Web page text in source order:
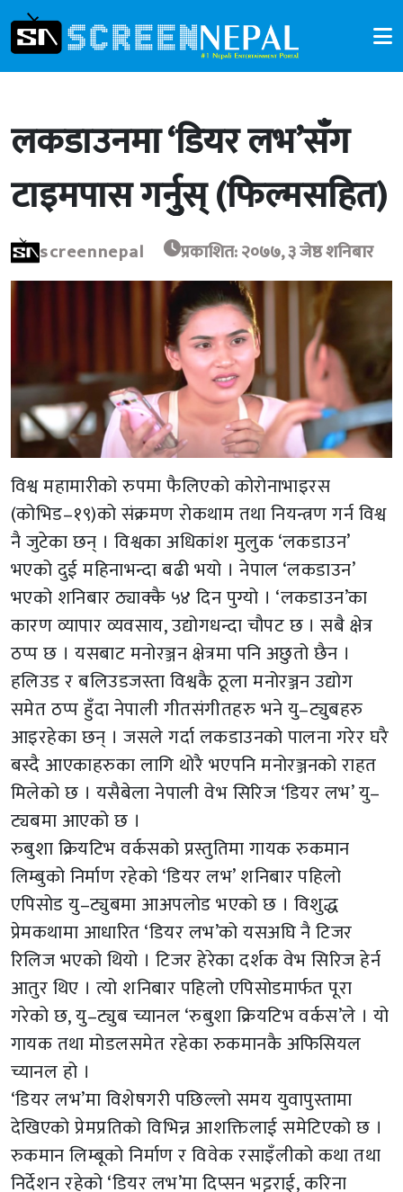
लकडाउनमा ‘डियर लभ’सँग
टाइमपास गर्नुुुस् (फिल्मसहित)
screennepal प्रकाशित: २०७७, ३ जेष्ठ शनिबार
विश्व महामारीको रुपमा फैलिएको कोरोनाभाइरस
(कोभिड–१९)को संक्रमण रोकथाम तथा नियन्त्रण गर्न विश्व
नै जुटेका छन् । विश्वका अधिकांश मुलुक ‘लकडाउन’
भएको दुई महिनाभन्दा बढी भयो । नेपाल ‘लकडाउन’
भएको शनिबार ठ्याक्कै ५४ दिन पुग्यो । ‘लकडाउन’का
कारण व्यापार व्यवसाय, उद्योगधन्दा चौपट छ । सबै क्षेत्र
ठप्प छ । यसबाट मनोरञ्जन क्षेत्रमा पनि अछुतो छैन ।
हलिउड र बलिउडजस्ता विश्वकै ठूला मनोरञ्जन उद्योग
समेत ठप्प हुँदा नेपाली गीतसंगीतहरु भने यु–ट्युबहरु
आइरहेका छन् । जसले गर्दा लकडाउनको पालना गरेर घरै
बस्दै आएकाहरुका लागि थोरै भएपनि मनोरञ्जनको राहत
मिलेको छ । यसैबेला नेपाली वेभ सिरिज ‘डियर लभ’ यु–
ट्यबमा आएको छ ।
रुबुशा क्रियटिभ वर्कसको प्रस्तुतिमा गायक रुकमान
लिम्बुको निर्माण रहेको ‘डियर लभ’ शनिबार पहिलो
एपिसोड यु–ट्युबमा आअपलोड भएको छ । विशुद्ध
प्रेमकथामा आधारित ‘डियर लभ’को यसअघि नै टिजर
रिलिज भएको थियो । टिजर हेरेका दर्शक वेभ सिरिज हेर्न
आतुर थिए । त्यो शनिबार पहिलो एपिसोडमार्फत पूरा
गरेको छ, यु–ट्युब च्यानल ‘रुबुशा क्रियटिभ वर्कस’ले । यो
गायक तथा मोडलसमेत रहेका रुकमानकै अफिसियल
च्यानल हो ।
‘डियर लभ’मा विशेषगरी पछिल्लो समय युवापुस्तामा
देखिएको प्रेमप्रतिको विभिन्न आशक्तिलाई समेटिएको छ ।
रुकमान लिम्बूको निर्माण र विवेक रसाइँलीको कथा तथा
निर्देशन रहेको ‘डियर लभ’मा दिप्सन भट्टराई, करिना